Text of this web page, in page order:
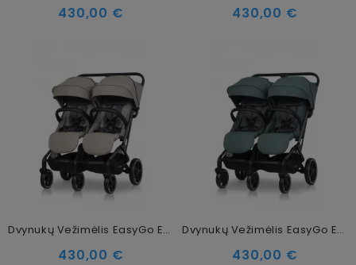
430,00 € 430,00 €
Dvynukų Vežimėlis EasyGo Echo Ebony Savana Beige
430,00 €
Dvynukų Vežimėlis EasyGo Echo Ebony Sage Green
430,00 €